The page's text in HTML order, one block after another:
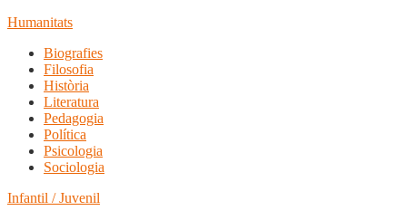
Humanitats
Biografies
Filosofia
Història
Literatura
Pedagogia
Política
Psicologia
Sociologia
Infantil / Juvenil